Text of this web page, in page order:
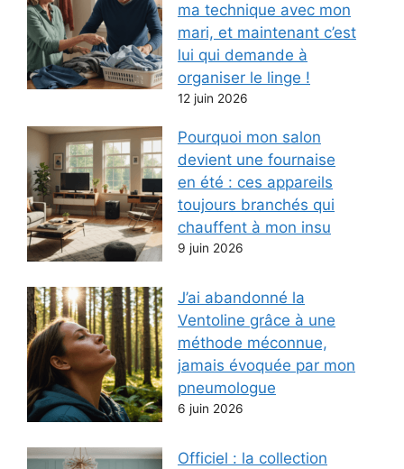
ma technique avec mon
mari, et maintenant c’est
lui qui demande à
organiser le linge !
12 juin 2026
Pourquoi mon salon
devient une fournaise
en été : ces appareils
toujours branchés qui
chauffent à mon insu
9 juin 2026
J’ai abandonné la
Ventoline grâce à une
méthode méconnue,
jamais évoquée par mon
pneumologue
6 juin 2026
Officiel : la collection